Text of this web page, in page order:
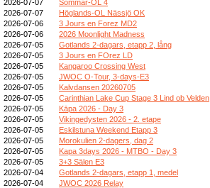
2026-07-07
Sommar-OL 4
2026-07-07
Höglands-OL Nässjö OK
2026-07-06
3 Jours en Forez MD2
2026-07-06
2026 Moonlight Madness
2026-07-05
Gotlands 2-dagars, etapp 2, lång
2026-07-05
3 Jours en FOrez LD
2026-07-05
Kangaroo Crossing West
2026-07-05
JWOC O-Tour, 3-days-E3
2026-07-05
Kalvdansen 20260705
2026-07-05
Carinthian Lake Cup Stage 3 Lind ob Velden
2026-07-05
Kāpa 2026 - Day 3
2026-07-05
Vikingedysten 2026 - 2. etape
2026-07-05
Eskilstuna Weekend Etapp 3
2026-07-05
Morokulien 2-dagers, dag 2
2026-07-05
Kapa 3days 2026 - MTBO - Day 3
2026-07-05
3+3 Sälen E3
2026-07-04
Gotlands 2-dagars, etapp 1, medel
2026-07-04
JWOC 2026 Relay